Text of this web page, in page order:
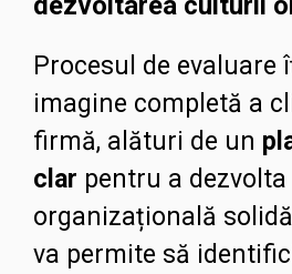
Procesul de evaluare
imagine completă a
firmă, alături de un
clar pentru a
organizațională
va permite să